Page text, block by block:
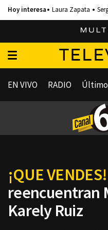
Laura Zapata
EN VIVO RADIO
¡QUE VENDES!
reencuentran
Karely Ruiz